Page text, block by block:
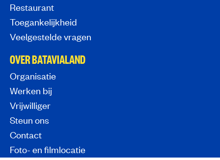
Restaurant
Toegankelijkheid
Veelgestelde vragen
OVER BATAVIALAND
Organisatie
Werken bij
Vrijwilliger
Steun ons
Contact
Foto- en filmlocatie